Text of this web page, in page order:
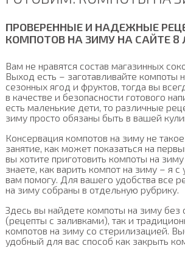
ПРОВЕРЕННЫЕ И НАДЕЖНЫЕ
КОМПОТОВ НА ЗИМУ НА САЙТЕ 8
Вам не нравятся состав магазинных
Выход есть – заготавливайте компоты
сезонных ягод и фруктов, тогда вы
в качестве и безопасности готового
есть маленькие дети, то различные
зиму просто обязаны быть в вашей
Консервация компотов на зиму не
занятие, как может показаться на
вы хотите приготовить компоты на
знаете, как варить компот на зиму – я с
вам помогу. Для вашего удобства все
на зиму собраны в отдельную рубрику.
Здесь вы найдете компоты на зиму без
(рецепты с заливками), так и
компотов на зиму со стерилизацией.
удобный для вас способ как закрыть